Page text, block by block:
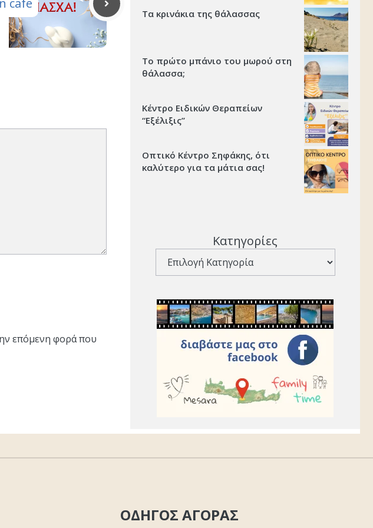
cafe
επόμενη φορά που
Τα κρινάκια της θάλασσας
Το πρώτο μπάνιο του μωρού στη
θάλασσα;
Κέντρο Ειδικών Θεραπείων
“Εξέλιξις’’
Οπτικό Κέντρο Σηφάκης, ότι
καλύτερο για τα μάτια σας!
Κατηγορίες
ΟΔΗΓΟΣ ΑΓΟΡΑΣ